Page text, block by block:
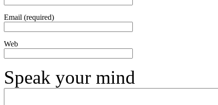
Email (required)
Web
Speak your mind